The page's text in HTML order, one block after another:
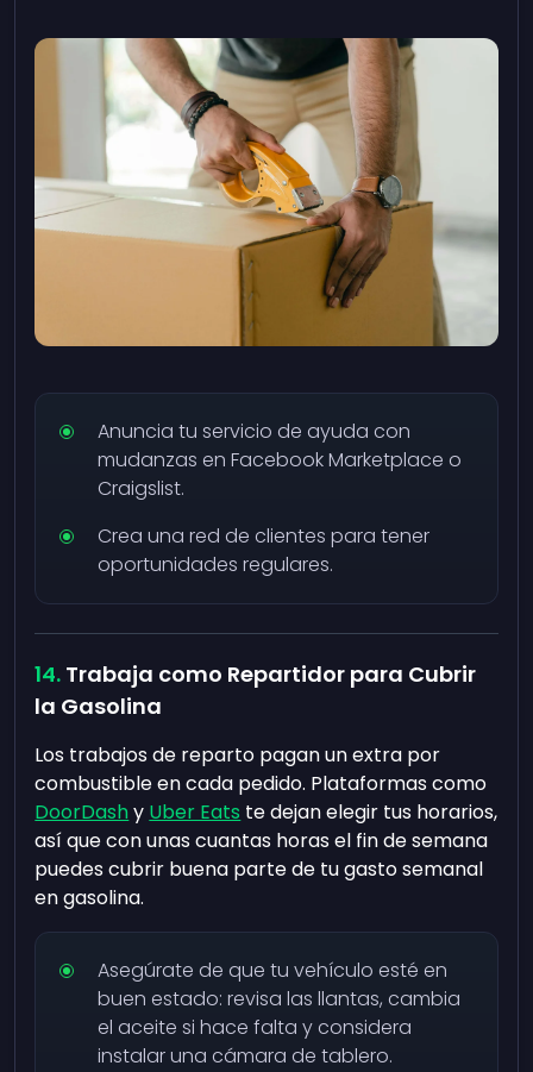
Anuncia tu servicio de ayuda con
mudanzas en Facebook Marketplace o
Craigslist.
Crea una red de clientes para tener
oportunidades regulares.
Trabaja como Repartidor para Cubrir
la Gasolina
Los trabajos de reparto pagan un extra por
combustible en cada pedido. Plataformas como
DoorDashy Uber Eats te dejan elegir tus horarios,
así que con unas cuantas horas el fin de semana
puedes cubrir buena parte de tu gasto semanal
en gasolina.
Asegúrate de que tu vehículo esté en
buen estado: revisa las llantas, cambia
el aceite si hace falta y considera
instalar una cámara de tablero.